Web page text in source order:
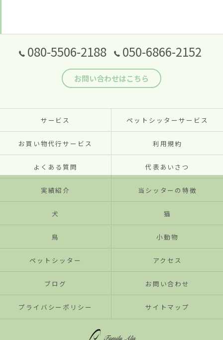
080-5506-2188 050-6866-2152
お問い合わせはこちら
サービス ペットシッターサービス
お買い物代行サービス 利用規約
よくある質問 代表あいさつ
実績紹介 当シッターの特徴
犬 猫
鳥 小動物
ペットシッター アクセス
ブログ お問い合わせ
プライバシーポリシー サイトマップ